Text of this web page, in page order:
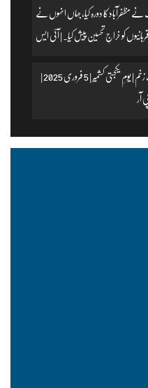
مظفرآباد کا دورہ کیا، جہاں انہوں نے
کو خراجِ تحسین پیش کیا۔ | آئی ایس
کشمیر ایک زخم | یومِ یکجہتی کشمیر | 5 فروری 2025 |
آر